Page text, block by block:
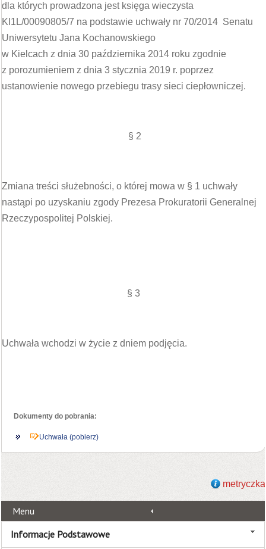
dla których prowadzona jest księga wieczysta
KI1L/00090805/7 na podstawie uchwały nr 70/2014 Senatu
Uniwersytetu Jana Kochanowskiego
w Kielcach z dnia 30 października 2014 roku zgodnie
z porozumieniem z dnia 3 stycznia 2019 r. poprzez
ustanowienie nowego przebiegu trasy sieci ciepłowniczej.
§ 2
Zmiana treści służebności, o której mowa w § 1 uchwały
nastąpi po uzyskaniu zgody Prezesa Prokuratorii Generalnej
Rzeczypospolitej Polskiej.
§ 3
Uchwała wchodzi w życie z dniem podjęcia.
Dokumenty do pobrania:
Uchwała (pobierz)
metryczka
Menu
Informacje Podstawowe